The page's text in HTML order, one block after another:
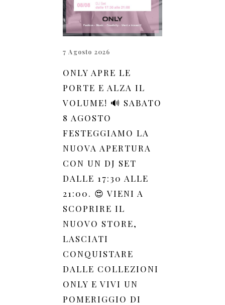
7 Agosto 2026
ONLY APRE LE
PORTE E ALZA IL
VOLUME! 🔊 SABATO
8 AGOSTO
FESTEGGIAMO LA
NUOVA APERTURA
CON UN DJ SET
DALLE 17:30 ALLE
21:00. 😍 VIENI A
SCOPRIRE IL
NUOVO STORE,
LASCIATI
CONQUISTARE
DALLE COLLEZIONI
ONLY E VIVI UN
POMERIGGIO DI